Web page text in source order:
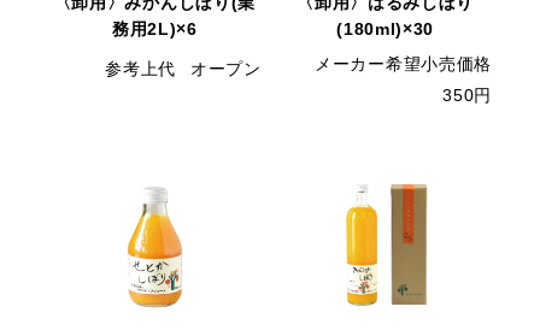
務用2L)×6
参考上代 オープン
(180ml)×30
メーカー希望小売価格
350円